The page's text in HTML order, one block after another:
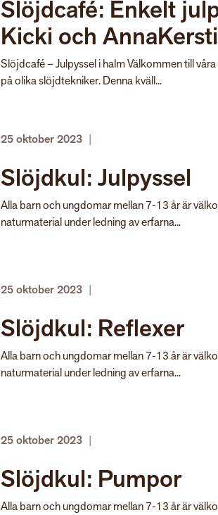
Slöjdcafé: Enkelt
Kicki och
Slöjdcafé – Julpyssel i halm Välkommen till
på olika slöjdtekniker. Denna kväll...
25 oktober 2023
Slöjdkul: Julpyssel
Alla barn och ungdomar mellan 7-13 år är
naturmaterial under ledning av erfarna...
25 oktober 2023
Slöjdkul: Reflexer
Alla barn och ungdomar mellan 7-13 år är
naturmaterial under ledning av erfarna...
25 oktober 2023 |
Slöjdkul: Pumpor
Alla barn och ungdomar mellan 7-13 år är